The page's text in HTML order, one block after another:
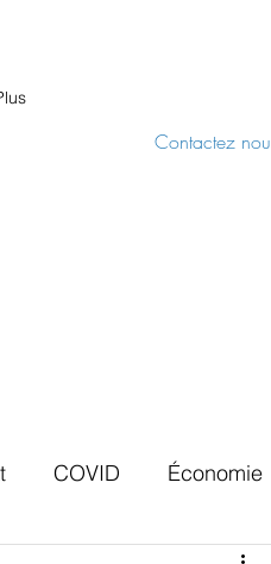
Contactez
COVID Économie